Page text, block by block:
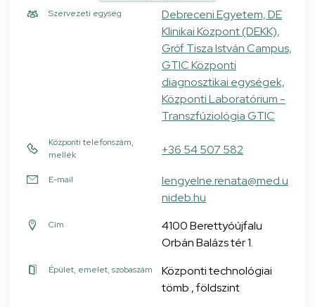
Szervezeti egység
Debreceni Egyetem, DE
Klinikai Központ (DEKK),
Gróf Tisza István Campus,
GTIC Központi
diagnosztikai egységek,
Központi Laboratórium -
Transzfúziológia GTIC
Központi telefonszám,
mellék
+36 54 507 582
E-mail
lengyelne.renata@med.u
nideb.hu
Cím
4100 Berettyóújfalu
Orbán Balázs tér 1.
Épület, emelet, szobaszám
Központi technológiai
tömb , földszint